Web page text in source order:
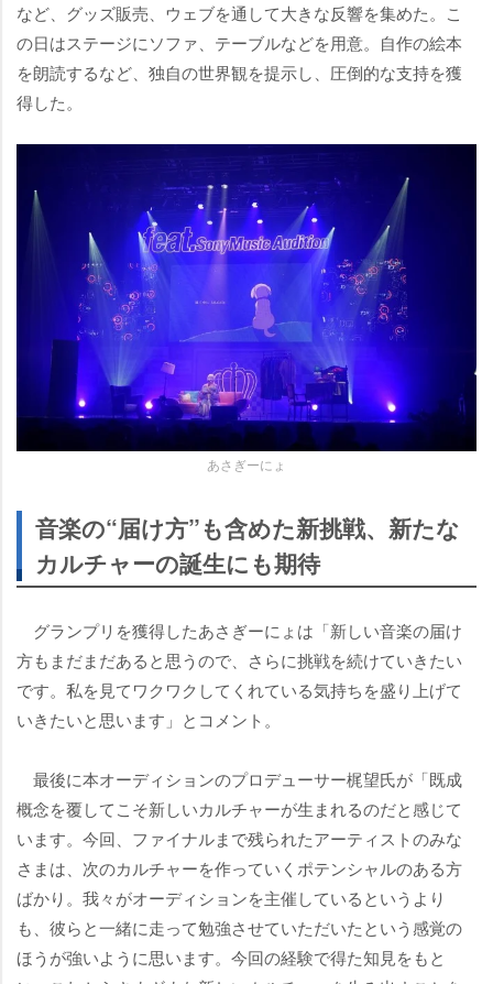
など、グッズ販売、ウェブを通して大きな反響を集めた。こ
の日はステージにソファ、テーブルなどを用意。自作の絵本
を朗読するなど、独自の世界観を提示し、圧倒的な支持を獲
得した。
あさぎーにょ
音楽の“届け方”も含めた新挑戦、新たな
カルチャーの誕生にも期待
グランプリを獲得したあさぎーにょは「新しい音楽の届け
方もまだまだあると思うので、さらに挑戦を続けていきたい
です。私を見てワクワクしてくれている気持ちを盛り上げて
いきたいと思います」とコメント。
最後に本オーディションのプロデューサー梶望氏が「既成
概念を覆してこそ新しいカルチャーが生まれるのだと感じて
います。今回、ファイナルまで残られたアーティストのみな
さまは、次のカルチャーを作っていくポテンシャルのある方
ばかり。我々がオーディションを主催しているというより
も、彼らと一緒に走って勉強させていただいたという感覚の
ほうが強いように思います。今回の経験で得た知見をもと